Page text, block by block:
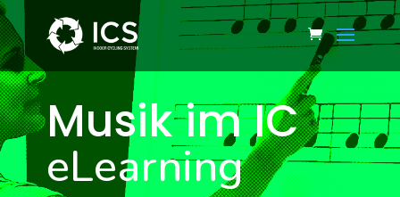
Musik im IC
eLearning